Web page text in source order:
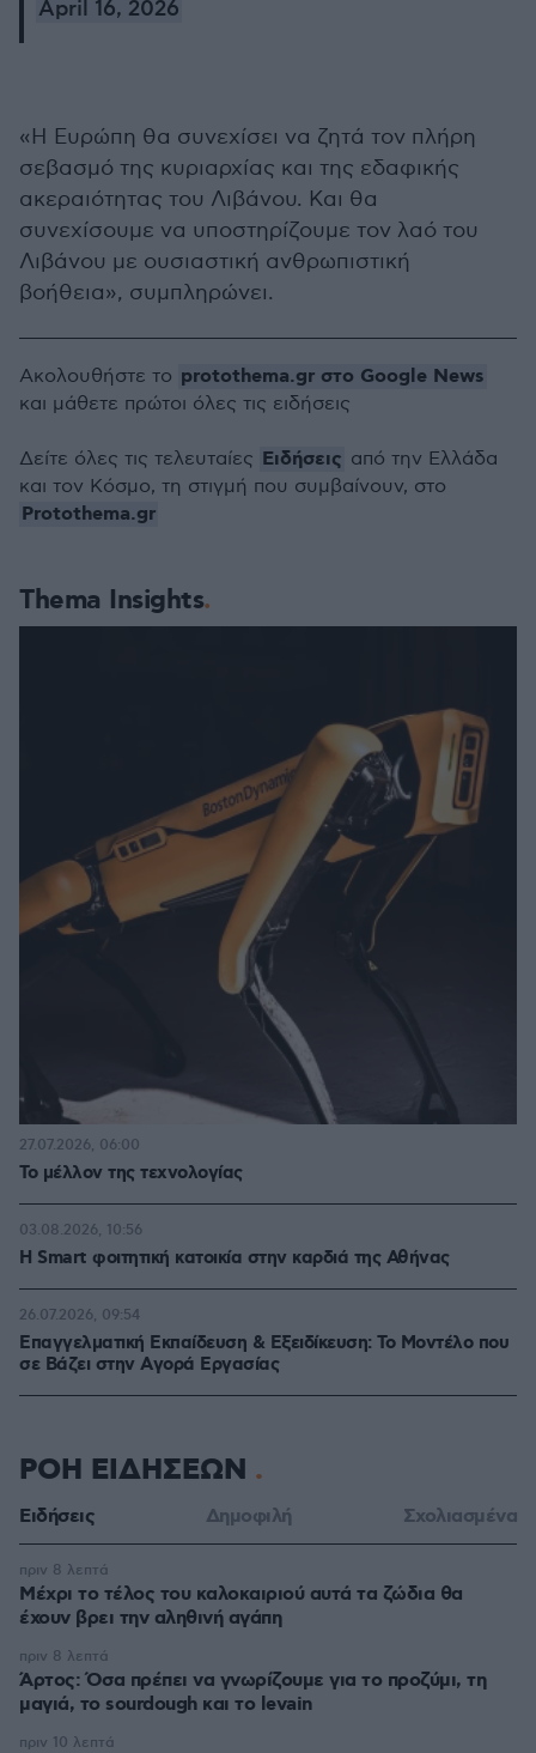
April 16, 2026
«Η Ευρώπη θα συνεχίσει να ζητά τον πλήρη
σεβασμό της κυριαρχίας και της εδαφικής
ακεραιότητας του Λιβάνου. Και θα
συνεχίσουμε να υποστηρίζουμε τον λαό του
Λιβάνου με ουσιαστική ανθρωπιστική
βοήθεια», συμπληρώνει.
Thema Insights
Το μέλλον της τεχνολογίας
27.07.2026, 06:00
Η Smart φοιτητική κατοικία στην καρδιά της Αθήνας
03.08.2026, 10:56
Επαγγελματική Εκπαίδευση & Εξειδίκευση: Το Mοντέλο που
σε Bάζει στην Aγορά Eργασίας
26.07.2026, 09:54
Ακολουθήστε το protothema.gr στο Google News
και μάθετε πρώτοι όλες τις ειδήσεις
Δείτε όλες τις τελευταίες Ειδήσεις από την Ελλάδα
και τον Κόσμο, τη στιγμή που συμβαίνουν, στο
Protothema.gr
ΡΟΗ ΕΙΔΗΣΕΩΝ
Ειδήσεις Δημοφιλή Σχολιασμένα
Μέχρι το τέλος του καλοκαιριού αυτά τα ζώδια θα
έχουν βρει την αληθινή αγάπη
πριν 8 λεπτά
Άρτος: Όσα πρέπει να γνωρίζουμε για το προζύμι, τη
μαγιά, το sourdough και το levain
πριν 8 λεπτά
πριν 10 λεπτά